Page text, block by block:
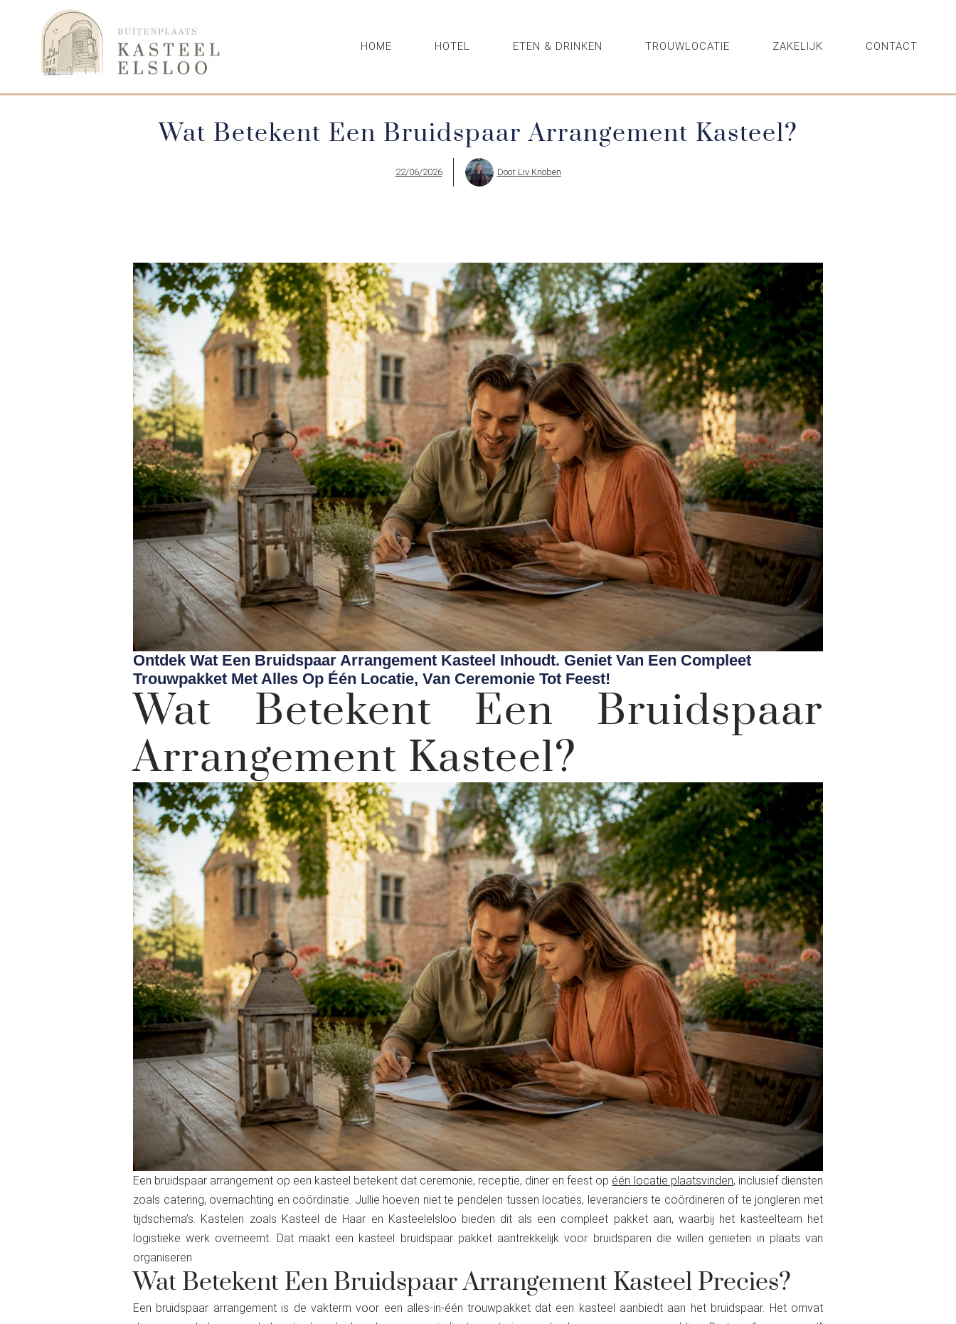
HOME HOTEL ETEN & DRINKEN TROUWLOCATIE ZAKELIJK CONTACT
Wat Betekent Een Bruidspaar Arrangement Kasteel?
22/06/2026 DoorLiv Knoben
Ontdek Wat Een Bruidspaar Arrangement Kasteel Inhoudt. Geniet Van Een Compleet
Trouwpakket Met Alles Op Één Locatie, Van Ceremonie Tot Feest!
Wat Betekent Een Bruidspaar
Arrangement Kasteel?
Een bruidspaar arrangement op een kasteel betekent dat ceremonie, receptie, diner en feest op één locatie plaatsvinden, inclusief diensten
zoals catering, overnachting en coördinatie. Jullie hoeven niet te pendelen tussen locaties, leveranciers te coördineren of te jongleren met
tijdschema’s. Kastelen zoals Kasteel de Haar en Kasteelelsloo bieden dit als een compleet pakket aan, waarbij het kasteelteam het
logistieke werk overneemt. Dat maakt een kasteel bruidspaar pakket aantrekkelijk voor bruidsparen die willen genieten in plaats van
organiseren.
Wat Betekent Een Bruidspaar Arrangement Kasteel Precies?
Een bruidspaar arrangement is de vakterm voor een alles-in-één trouwpakket dat een kasteel aanbiedt aan het bruidspaar. Het omvat